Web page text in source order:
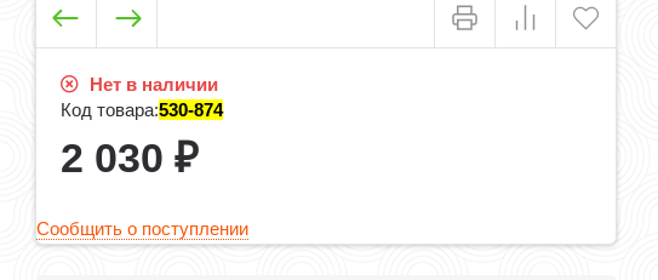
Нет в наличии
Код товара:530-874
2 030 ₽
Сообщить о поступлении